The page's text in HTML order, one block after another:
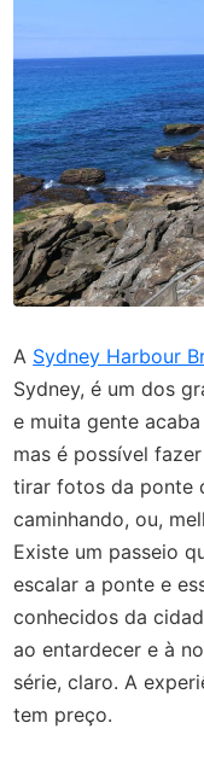
A Sydney Harbour
Sydney, é um dos
e muita gente
mas é possível
tirar fotos da ponte
caminhando, ou,
Existe um passeio
escalar a ponte e
conhecidos da
ao entardecer e à
série, claro. A
tem preço.